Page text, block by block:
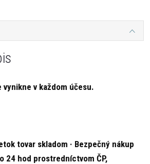
vynikne v každom účesu.
tovar skladom · Bezpečný nákup
24 hod prostredníctvom ČP,